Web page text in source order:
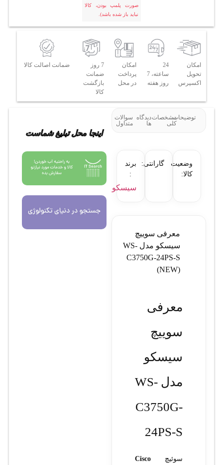
صورت پلمپ بودن، کالا
نباید باز شده باشد).
امکان
تحویل
اکسپرس
24
ساعته، 7
روز هفته
امکان
پرداخت
در محل
7 روز
ضمانت
بازگشت
کالا
ضمانت اصالت کالا
توضیحاتمشخصات
کلی
دیدگاه
ها
سوالات
متداول
وضعیت
کالا:
گارانتی:
برند
:
سیسکو
معرفی سوييچ
سيسکو مدل WS-
C3750G-24PS-S
(NEW)
معرفی
سوييچ
سيسکو
مدل WS-
C3750G-
24PS-S
سوئیچ Cisco
اینجا محل تبلیغ شماست